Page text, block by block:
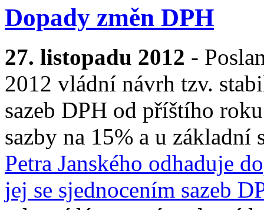
Dopady změn DPH
27. listopadu 2012 -
2012 vládní návrh tzv.
sazeb DPH od příštího
sazby na 15% a u základní
Petra Janského odhaduje
jej se sjednocením sazeb